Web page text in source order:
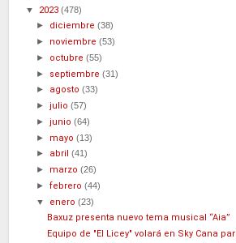
▼ 2023 (478)
► diciembre(38)
► noviembre(53)
► octubre(55)
► septiembre(31)
► agosto(33)
►julio(57)
►junio(64)
► mayo(13)
► abril(41)
► marzo(26)
►febrero(44)
▼ enero(23)
Baxuz presenta nuevo tema musical “Aia”
Equipo de "El Licey" volará en Sky Cana